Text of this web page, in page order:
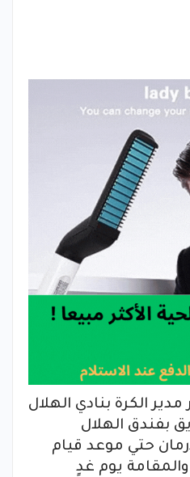
مدير الكرة بنادي الهلال
بفندق الهلال
حتي موعد قيام
والمقامة يوم غدٍ